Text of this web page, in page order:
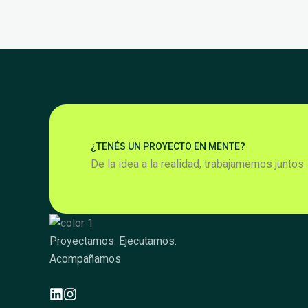
¿TENÉS UN PROYECTO EN MENTE?
De la idea a la realidad, trabajamemos juntos
Proyectamos. Ejecutamos.
Acompañamos